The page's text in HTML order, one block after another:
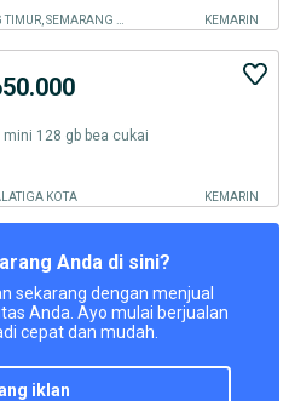
KEMARIN
mini 128 gb bea cukai
KOTA KEMARIN
Anda di sini?
sekarang dengan menjual
Anda. Ayo mulai berjualan
cepat dan mudah.
iklan